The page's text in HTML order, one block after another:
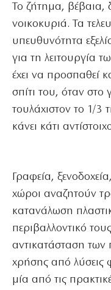
Το ζήτημα, βέβαια,
νοικοκυριά. Τα
υπευθυνότητα
για τη λειτουργία
έχει να προσπαθεί
σπίτι του, όταν στο
τουλάχιστον το 1/3
κάνει κάτι
Γραφεία,
χώροι αναζητούν
κατανάλωση
περιβαλλοντικό
αντικατάσταση των
χρήσης από λύσεις
μία από τις